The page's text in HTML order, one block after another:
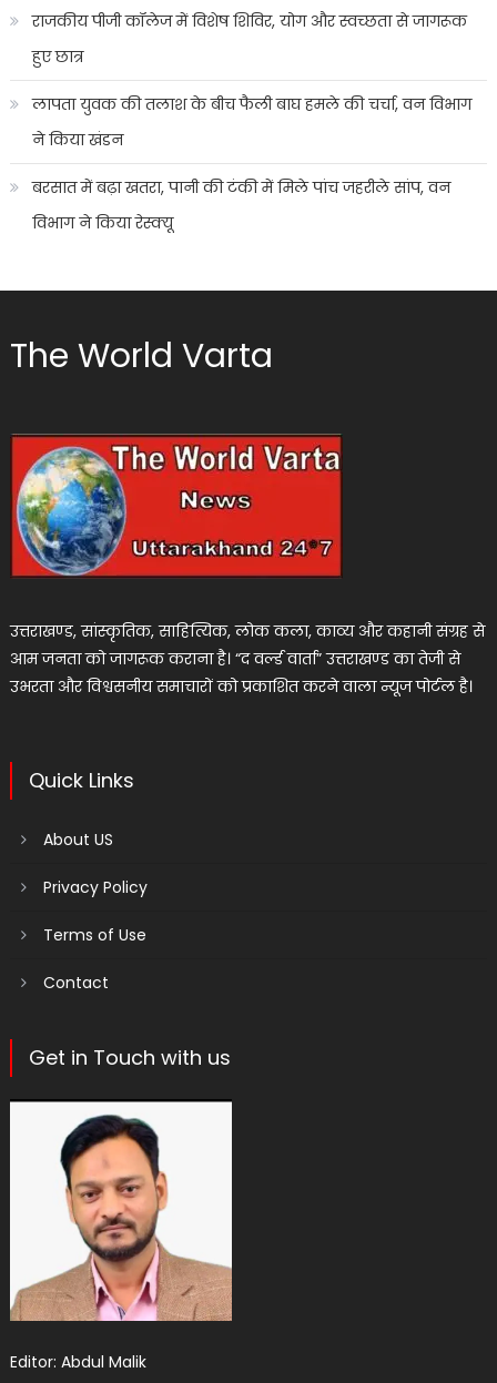
राजकीय पीजी कॉलेज में विशेष शिविर, योग और स्वच्छता से जागरूक
हुए छात्र
लापता युवक की तलाश के बीच फैली बाघ हमले की चर्चा, वन विभाग
ने किया खंडन
बरसात में बढ़ा खतरा, पानी की टंकी में मिले पांच जहरीले सांप, वन
विभाग ने किया रेस्क्यू
The World Varta
उत्तराखण्ड, सांस्कृतिक, साहित्यिक, लोक कला, काव्य और कहानी संग्रह से
आम जनता को जागरूक कराना है। “द वर्ल्ड वार्ता” उत्तराखण्ड का तेजी से
उभरता और विश्वसनीय समाचारों को प्रकाशित करने वाला न्यूज पोर्टल है।
Quick Links
About US
Privacy Policy
Terms of Use
Contact
Get in Touch with us
Editor: Abdul Malik